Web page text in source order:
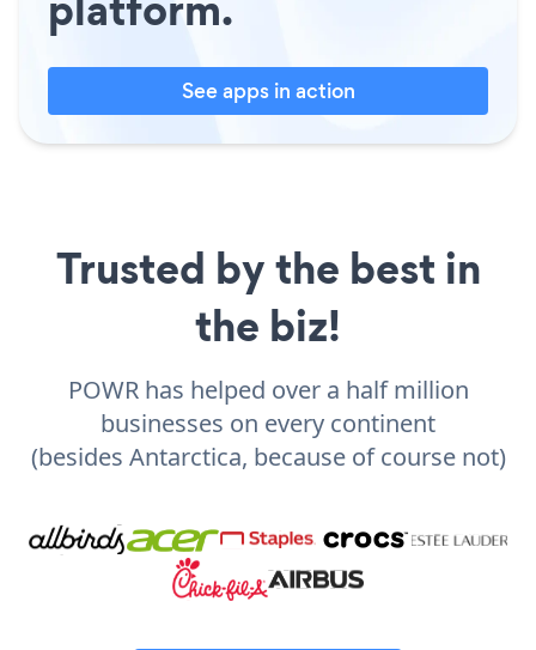
See apps in action
Trusted by the best in
the biz!
POWR has helped over a half million
businesses on every continent
(besides Antarctica, because of course not)